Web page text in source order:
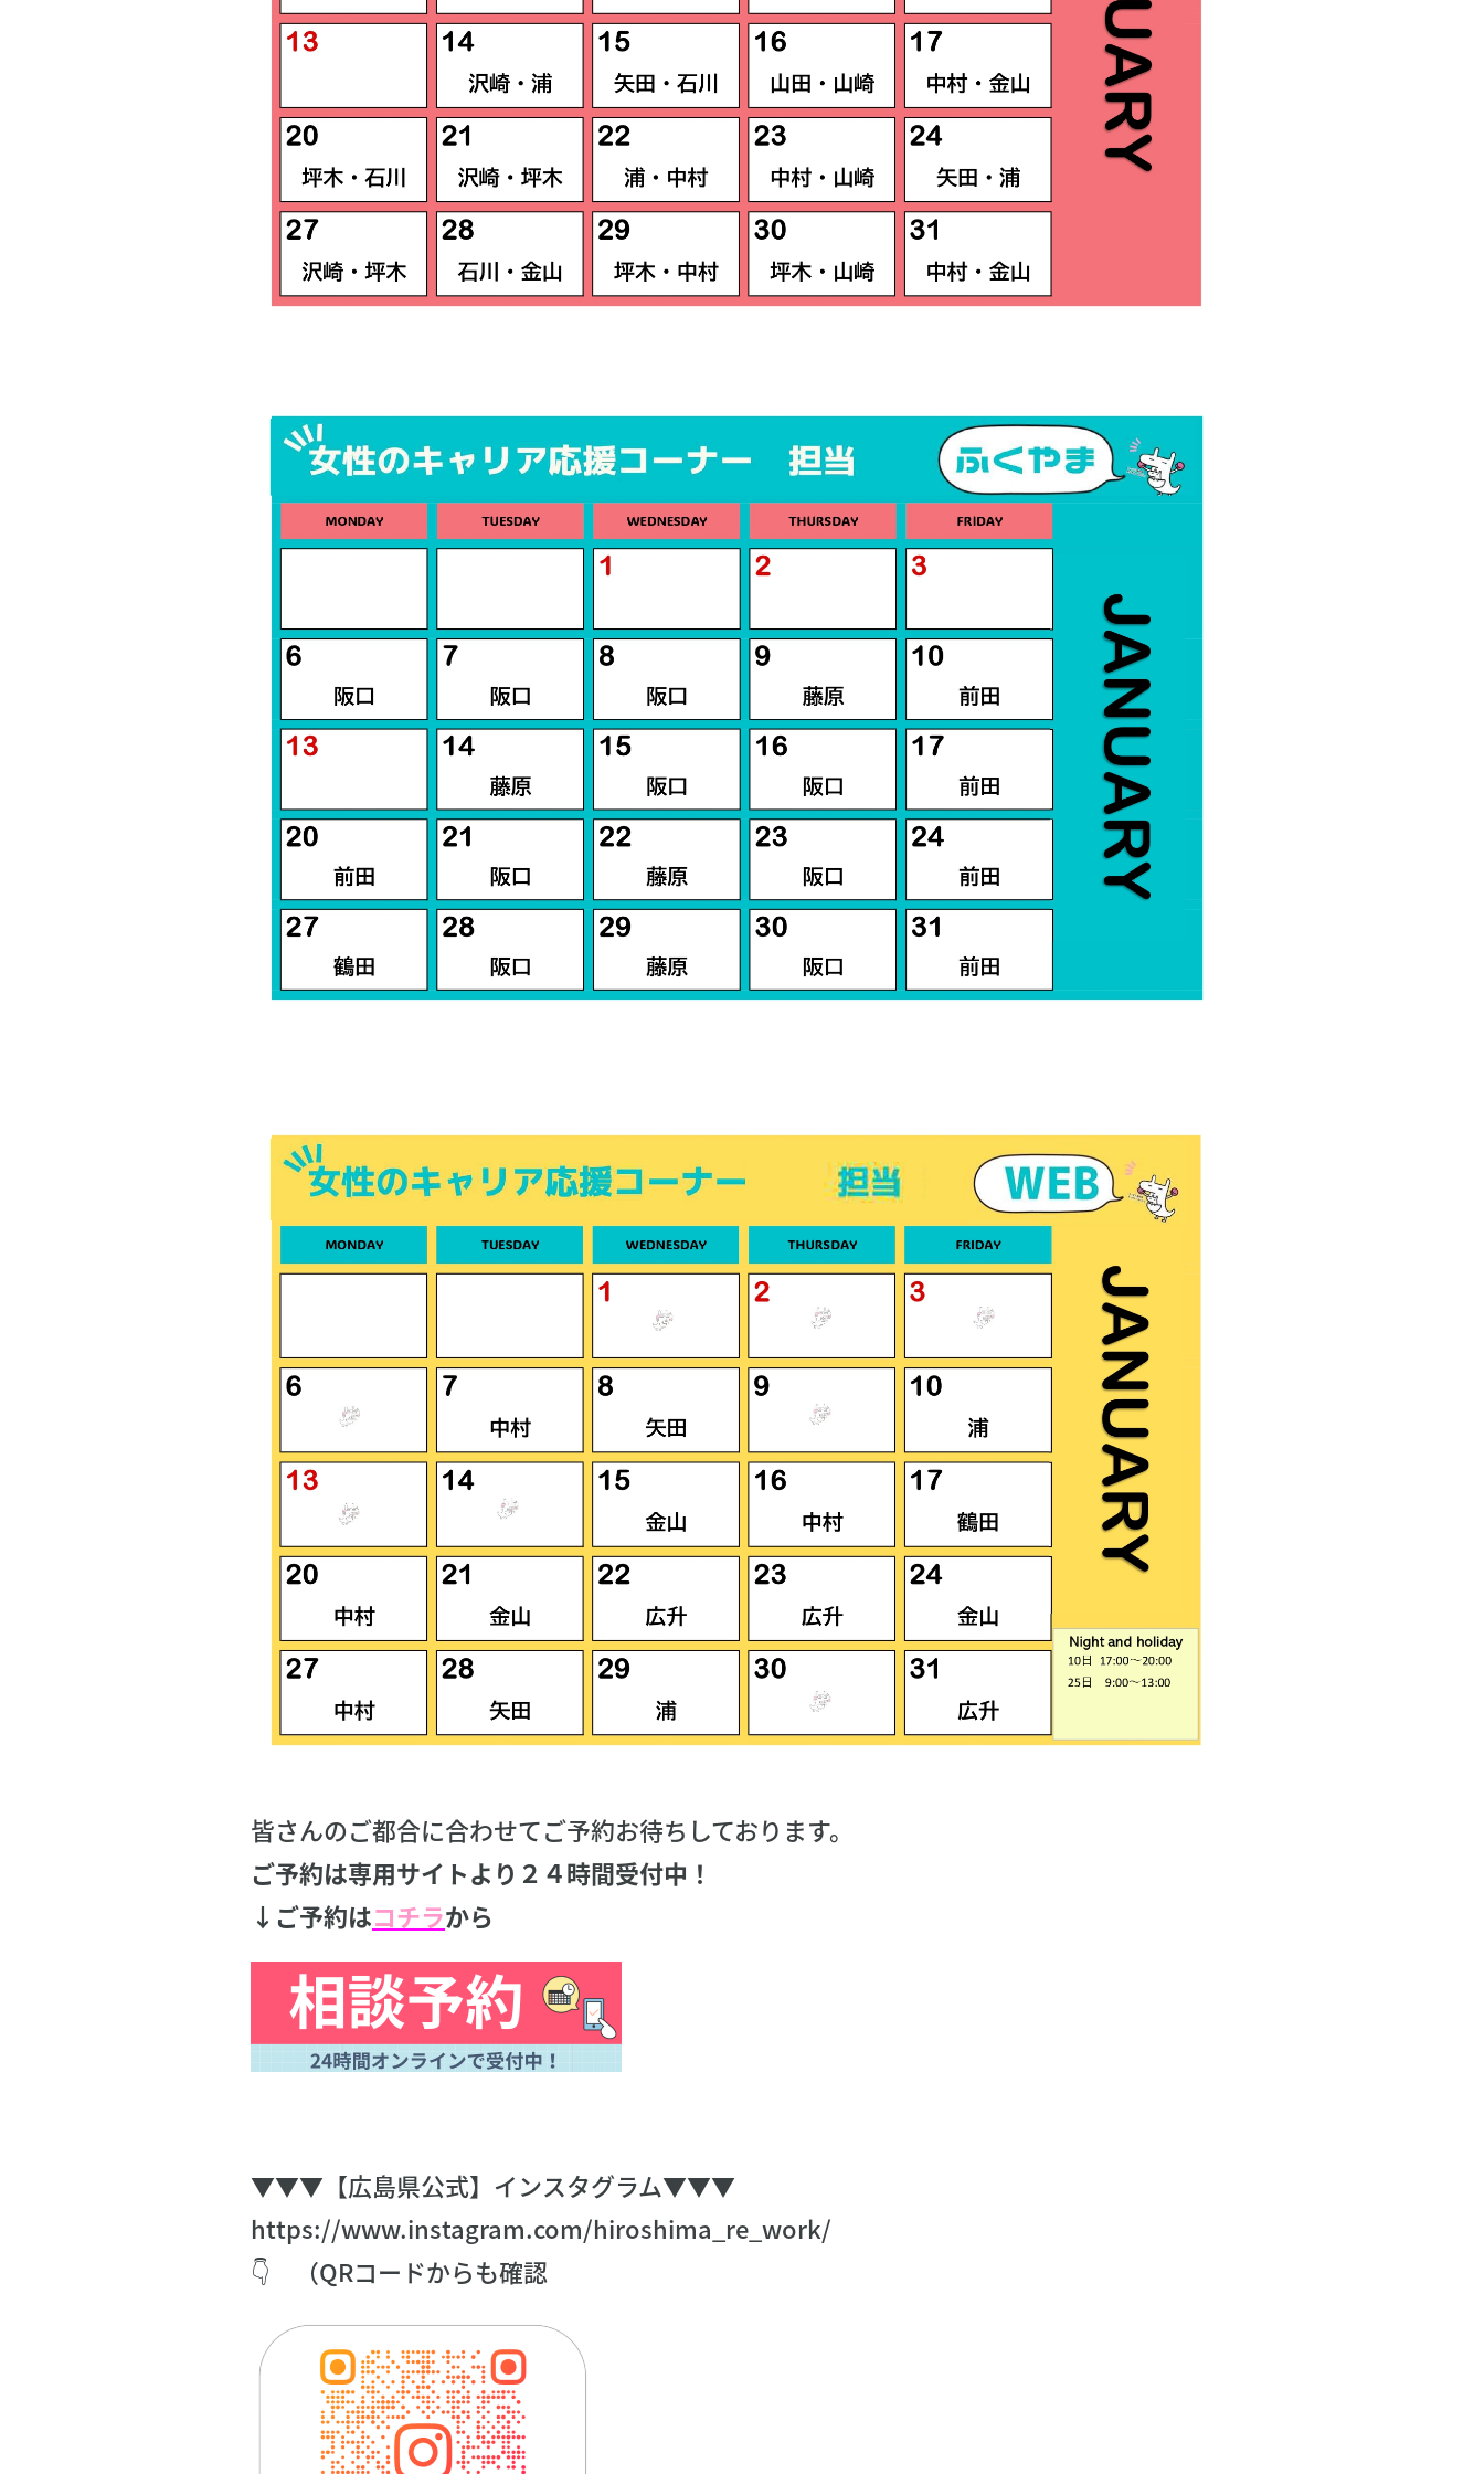
皆さんのご都合に合わせてご予約お待ちしております。
ご予約は専用サイトより２４時間受付中！
↓ご予約はコチラから
▼▼▼【広島県公式】インスタグラム▼▼▼
https://www.instagram.com/hiroshima_re_work/
👇 （QRコードからも確認